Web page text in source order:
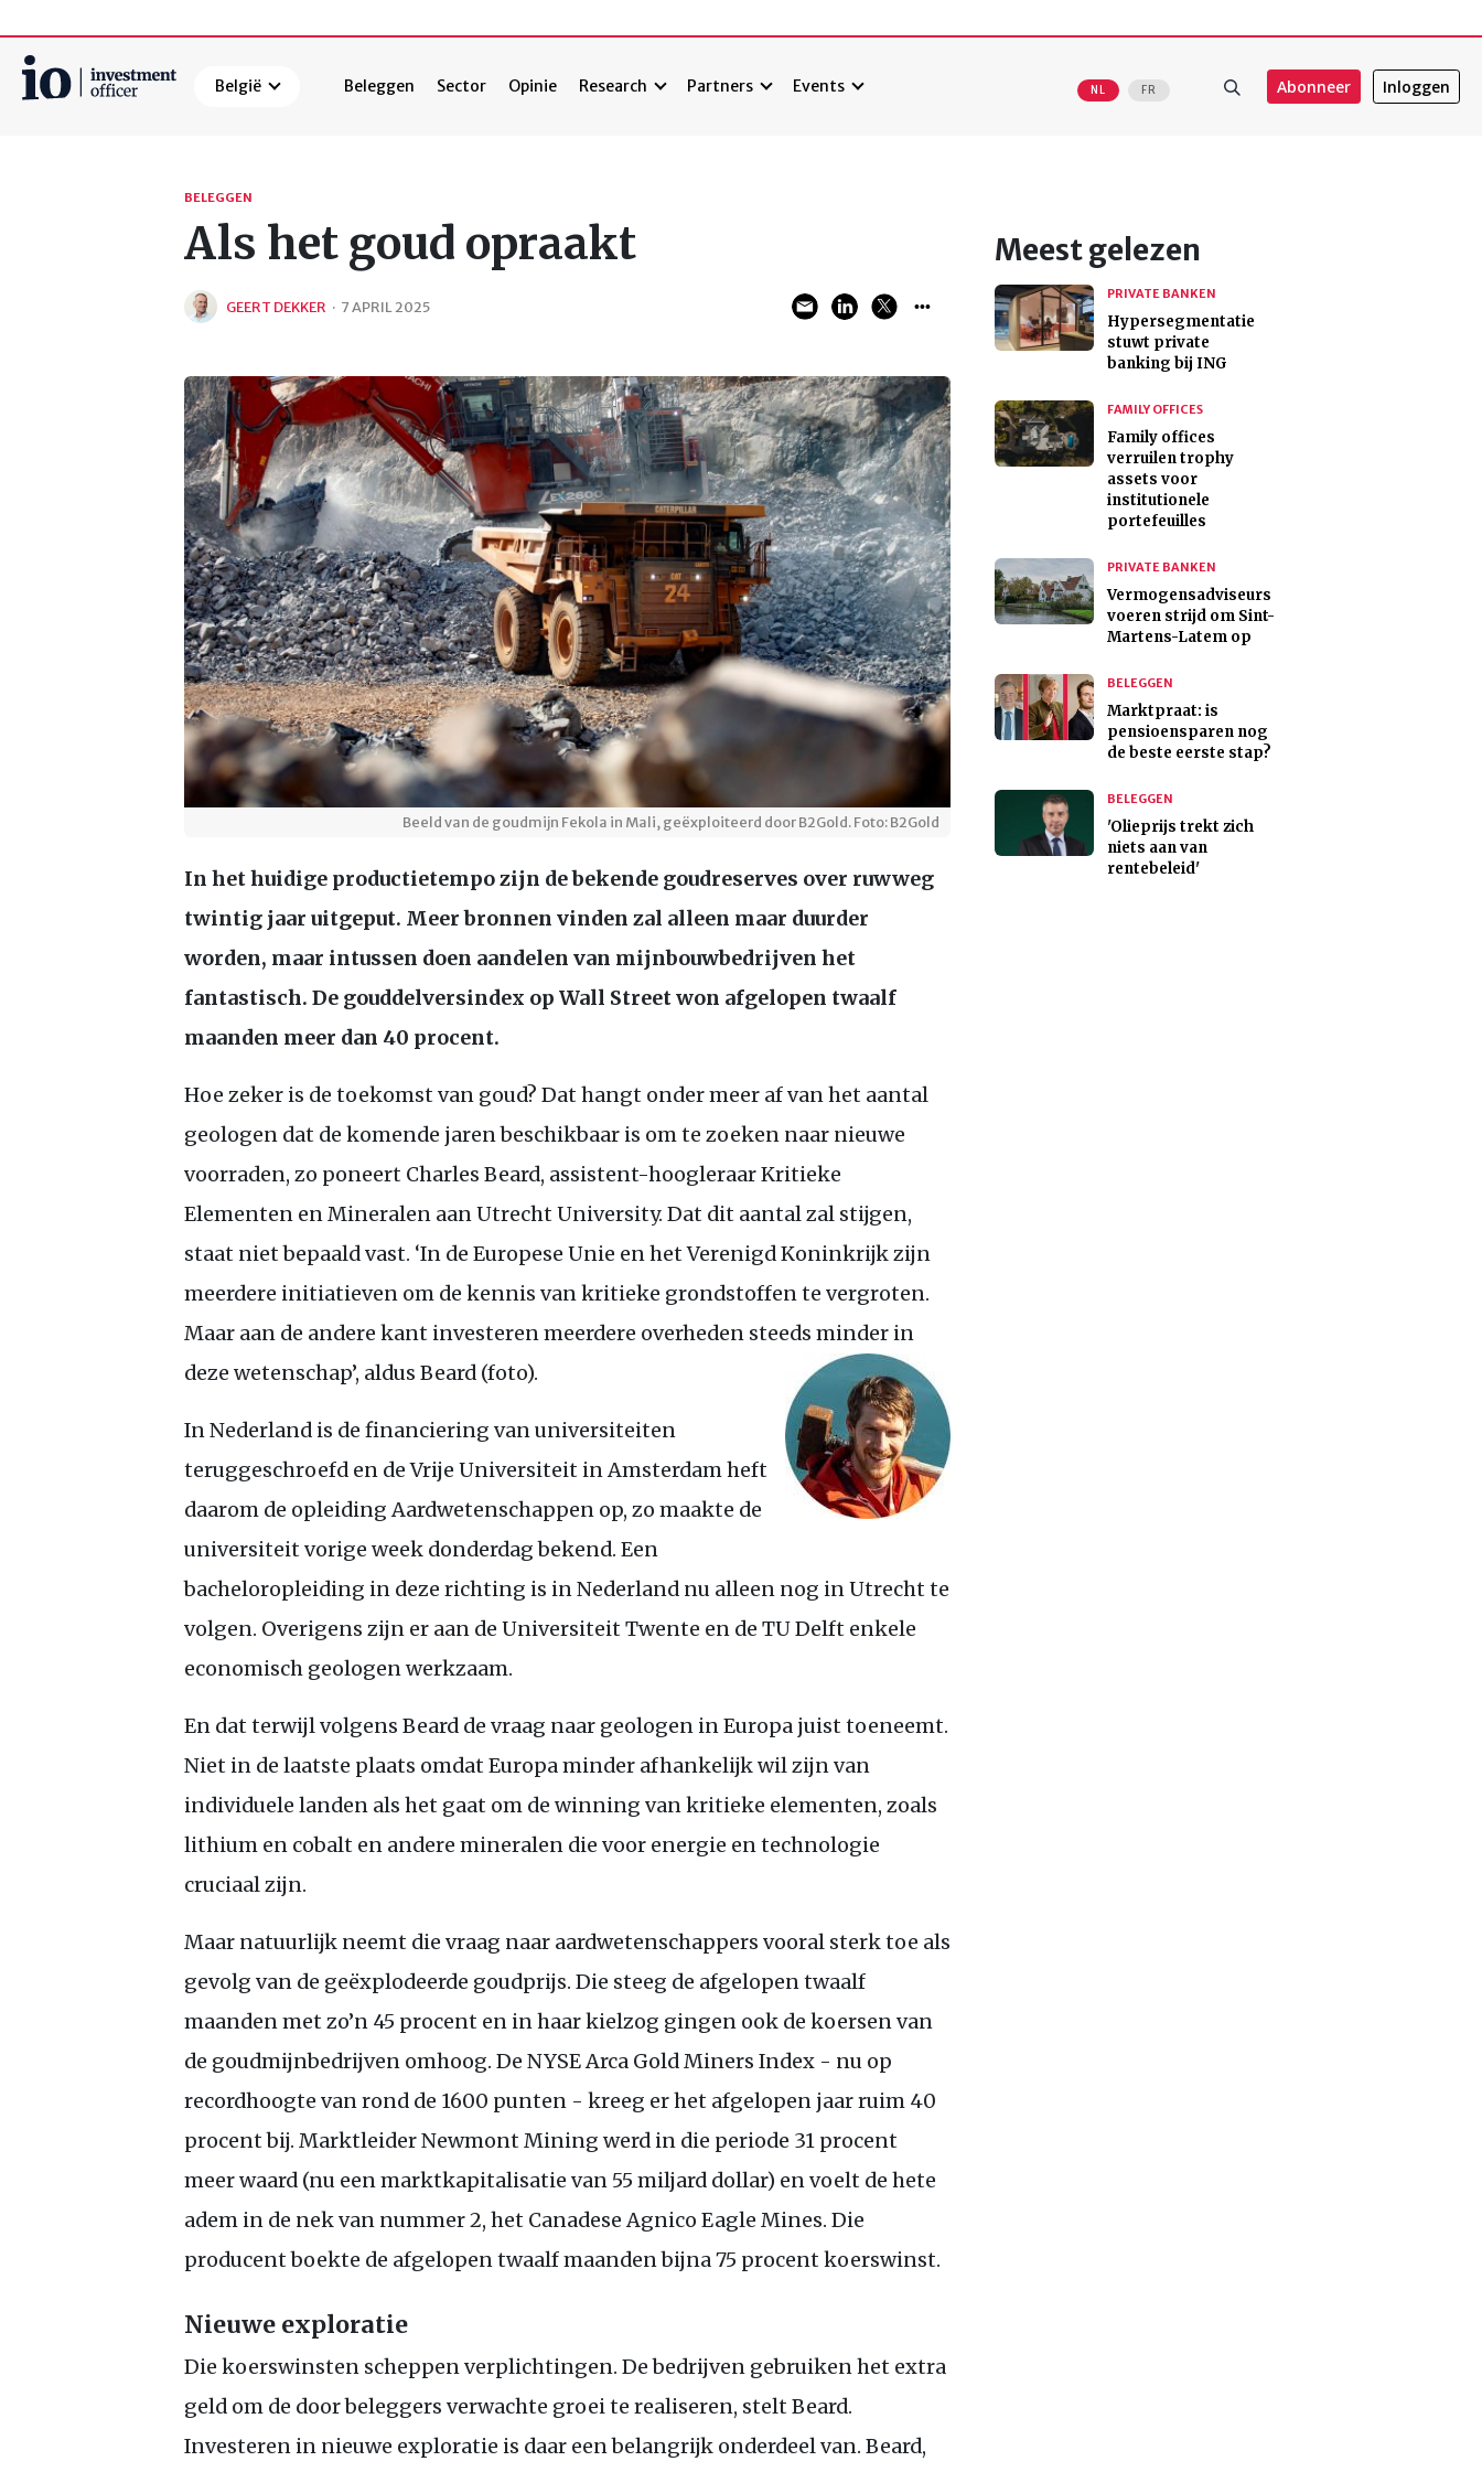
België Beleggen Sector Opinie Research Partners Events NL FR Abonneer Inloggen
BELEGGEN
Als het goud opraakt
GEERT DEKKER · 7 APRIL 2025
Beeld van de goudmijn Fekola in Mali, geëxploiteerd door B2Gold. Foto: B2Gold
In het huidige productietempo zijn de bekende goudreserves over ruwweg
twintig jaar uitgeput. Meer bronnen vinden zal alleen maar duurder
worden, maar intussen doen aandelen van mijnbouwbedrijven het
fantastisch. De gouddelversindex op Wall Street won afgelopen twaalf
maanden meer dan 40 procent.
Hoe zeker is de toekomst van goud? Dat hangt onder meer af van het aantal
geologen dat de komende jaren beschikbaar is om te zoeken naar nieuwe
voorraden, zo poneert Charles Beard, assistent-hoogleraar Kritieke
Elementen en Mineralen aan Utrecht University. Dat dit aantal zal stijgen,
staat niet bepaald vast. ‘In de Europese Unie en het Verenigd Koninkrijk zijn
meerdere initiatieven om de kennis van kritieke grondstoffen te vergroten.
Maar aan de andere kant investeren meerdere overheden steeds minder in
deze wetenschap’, aldus Beard (foto).
In Nederland is de financiering van universiteiten
teruggeschroefd en de Vrije Universiteit in Amsterdam heft
daarom de opleiding Aardwetenschappen op, zo maakte de
universiteit vorige week donderdag bekend. Een
bacheloropleiding in deze richting is in Nederland nu alleen nog in Utrecht te
volgen. Overigens zijn er aan de Universiteit Twente en de TUDelft enkele
economisch geologen werkzaam.
En dat terwijl volgens Beard de vraag naar geologen in Europa juist toeneemt.
Niet in de laatste plaats omdat Europa minder afhankelijk wil zijn van
individuele landen als het gaat om de winning van kritieke elementen, zoals
lithium en cobalt en andere mineralen die voor energie en technologie
cruciaal zijn.
Maar natuurlijk neemt die vraag naar aardwetenschappers vooral sterk toe als
gevolg van de geëxplodeerde goudprijs. Die steeg de afgelopen twaalf
maanden met zo’n 45 procent en in haar kielzog gingen ook de koersen van
de goudmijnbedrijven omhoog. De NYSEArca Gold Miners Index - nu op
recordhoogte van rond de 1600 punten - kreeg er het afgelopen jaar ruim 40
procent bij. Marktleider Newmont Mining werd in die periode 31 procent
meer waard (nu een marktkapitalisatie van 55 miljard dollar) en voelt de hete
adem in de nek van nummer 2, het Canadese Agnico Eagle Mines. Die
producent boekte de afgelopen twaalf maanden bijna 75 procent koerswinst.
Nieuwe exploratie
Die koerswinsten scheppen verplichtingen. De bedrijven gebruiken het extra
geld om de door beleggers verwachte groei te realiseren, stelt Beard.
Investeren in nieuwe exploratie is daar een belangrijk onderdeel van. Beard,
Meest gelezen
PRIVATE BANKEN
Hypersegmentatie
stuwt private
banking bij ING
FAMILY OFFICES
Family offices
verruilen trophy
assets voor
institutionele
portefeuilles
PRIVATE BANKEN
Vermogensadviseurs
voeren strijd om Sint-
Martens-Latem op
BELEGGEN
Marktpraat: is
pensioensparen nog
de beste eerste stap?
BELEGGEN
'Olieprijs trekt zich
niets aan van
rentebeleid'